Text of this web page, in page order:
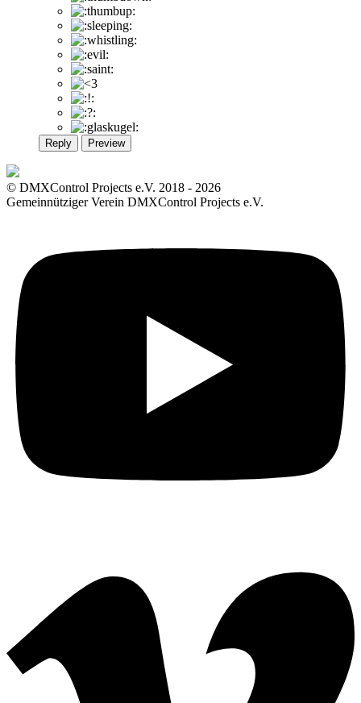
Reply Preview
© DMXControl Projects e.V. 2018 - 2026
Gemeinnütziger Verein DMXControl Projects e.V.